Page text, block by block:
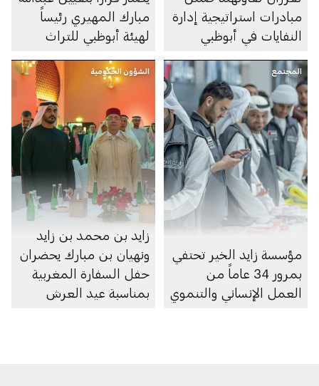
مبادرات استراتيجية إدارة
النفايات في أبوظبي
مبارك المهيري رئيساً
لهيئة أبوظبي للتراث
المجتمع
مؤسسة زايد الخير تحتفي
بمرور 34 عاماً من
العمل الإنساني والتنموي
الشؤون الحكومية
زايد بن محمد بن زايد
ونهيان بن مبارك يحضران
حفل السفارة المغربية
بمناسبة عيد العرش